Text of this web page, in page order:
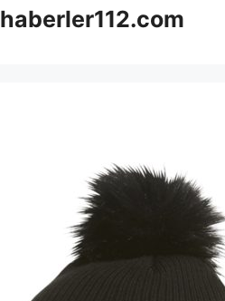
haberler112.com